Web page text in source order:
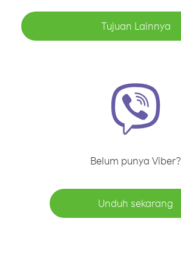
Tujuan Lainnya
Belum punya Viber?
Unduh sekarang